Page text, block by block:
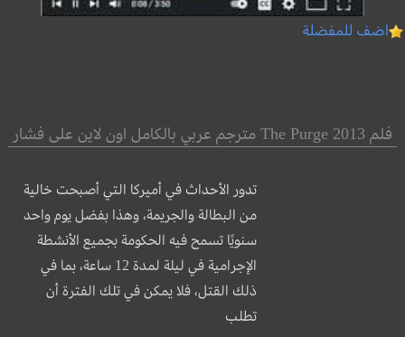
اضف للمفضلة
فلم The Purge 2013 مترجم عربي بالكامل اون لاين على فشار
تدور الأحداث في أميركا التي أصبحت خالية
من البطالة والجريمة، وهذا بفضل يوم واحد
سنويًا تسمح فيه الحكومة بجميع الأنشطة
الإجرامية في ليلة لمدة 12 ساعة، بما في
ذلك القتل، فلا يمكن في تلك الفترة أن
تطلب